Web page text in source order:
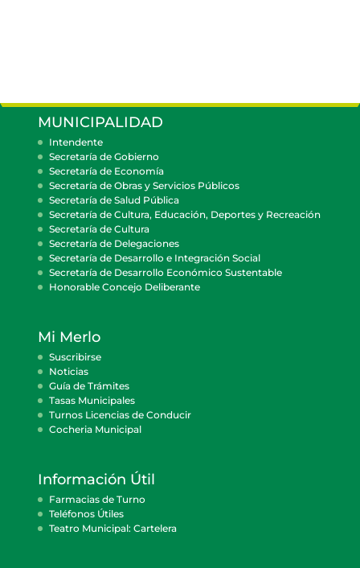
MUNICIPALIDAD
Intendente
Secretaría de Gobierno
Secretaría de Economía
Secretaría de Obras y Servicios Públicos
Secretaría de Salud Pública
Secretaría de Cultura, Educación, Deportes y Recreación
Secretaría de Cultura
Secretaría de Delegaciones
Secretaría de Desarrollo e Integración Social
Secretaría de Desarrollo Económico Sustentable
Honorable Concejo Deliberante
Mi Merlo
Suscribirse
Noticias
Guía de Trámites
Tasas Municipales
Turnos Licencias de Conducir
Cocheria Municipal
Información Útil
Farmacias de Turno
Teléfonos Útiles
Teatro Municipal: Cartelera